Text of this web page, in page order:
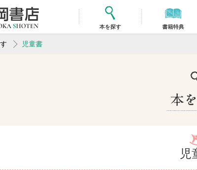
本を探す 書籍特典
児童書
児